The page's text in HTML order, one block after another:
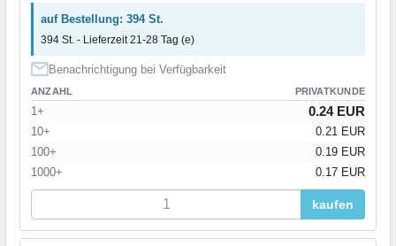
auf Bestellung: 394 St.
394 St. - Lieferzeit 21-28 Tag (e)
Benachrichtigung bei Verfügbarkeit
ANZAHL PRIVATKUNDE
1+ 0.24 EUR
10+
0.21 EUR
100+
0.19 EUR
1000+
0.17 EUR
kaufen